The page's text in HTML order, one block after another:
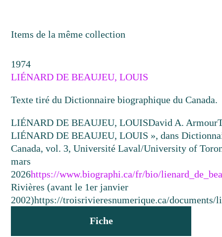
Items de la même collection
1974
LIÉNARD DE BEAUJEU, LOUIS
Texte tiré du Dictionnaire biographique du Canada.
LIÉNARD DE BEAUJEU, LOUISDavid A. Armour
LIÉNARD DE BEAUJEU, LOUIS », dans
Canada, vol. 3, Université Laval/University of
mars
2026https://www.biographi.ca/fr/bio/
Rivières (avant le 1er janvier
2002)https://troisrivieresnumerique.ca/documents/
Fiche